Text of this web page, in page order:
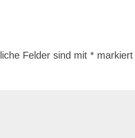
Felder sind mit* markiert